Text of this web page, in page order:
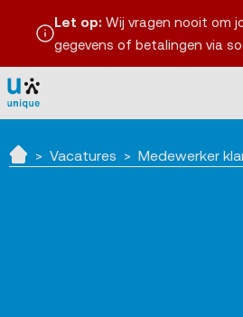
Let op: Wij vragen nooit om
gegevens of betalingen via
Vacatures Medewerker